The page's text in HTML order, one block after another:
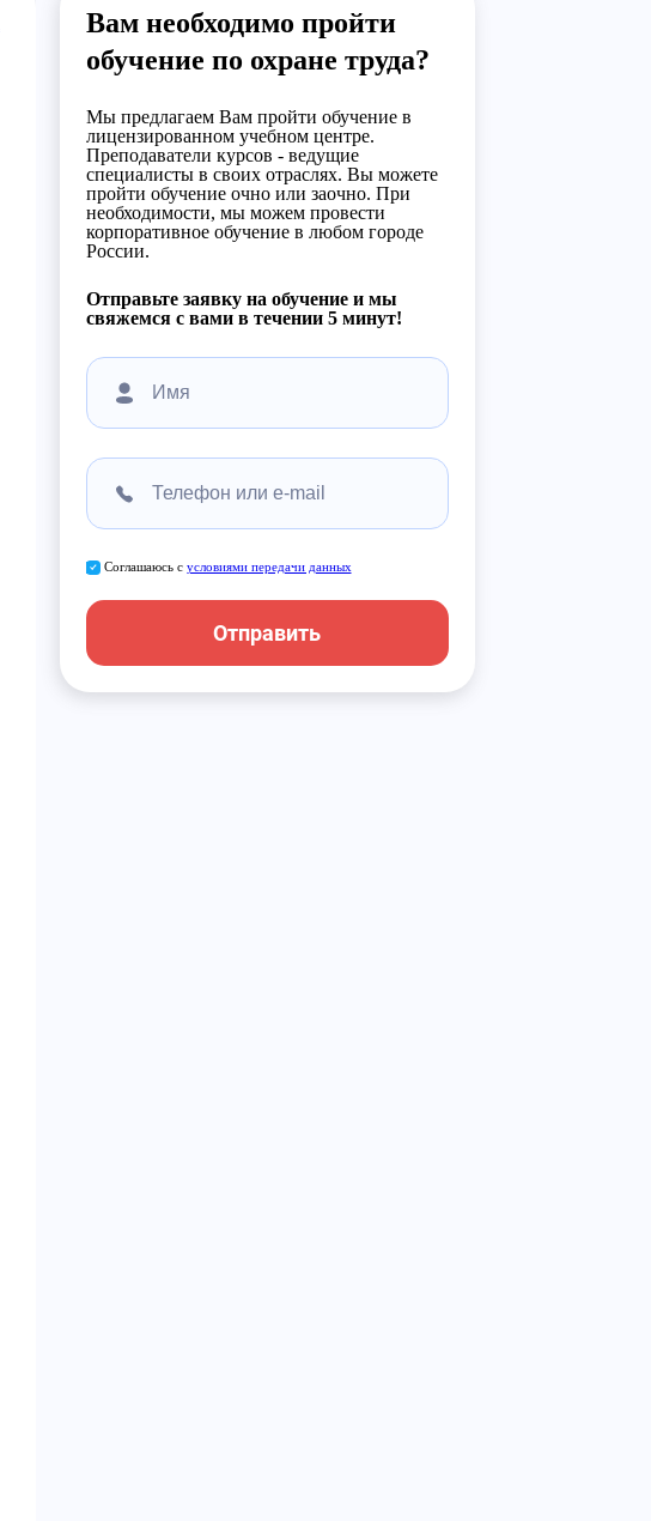
Вам необходимо пройти
обучение по охране труда?
Мы предлагаем Вам пройти обучение в
лицензированном учебном центре.
Преподаватели курсов - ведущие
специалисты в своих отраслях. Вы можете
пройти обучение очно или заочно. При
необходимости, мы можем провести
корпоративное обучение в любом городе
России.
Отправьте заявку на обучение и мы
свяжемся с вами в течении 5 минут!
Соглашаюсь с условиями передачи данных
Отправить